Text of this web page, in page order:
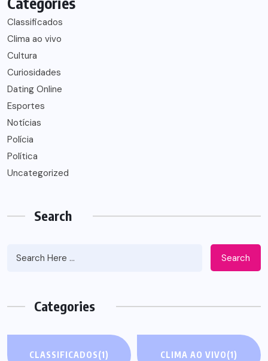
Classificados
Clima ao vivo
Cultura
Curiosidades
Dating Online
Esportes
Notícias
Polícia
Política
Uncategorized
Search
Search
Categories
CLASSIFICADOS(1) CLIMA AO VIVO(1)